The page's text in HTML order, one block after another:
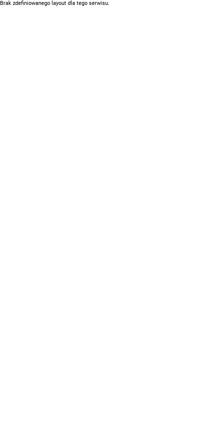
Brak zdefiniowanego layout dla tego serwisu.